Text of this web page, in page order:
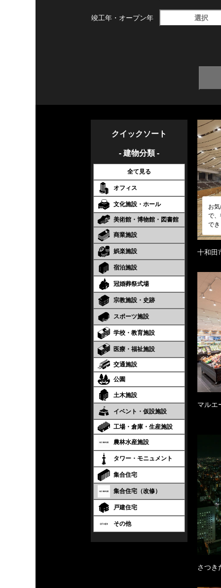
竣工年・ オープン年 選択
クイックソート
- 建物分類 -
全て見る
オフィス
文化施設・ホール
美術館・博物館・図書館
商業施設
娯楽施設
宿泊施設
冠婚葬祭式場
宗教施設・史跡
スポーツ施設
学校・教育施設
医療・福祉施設
交通施設
公園
土木施設
イベント・仮設施設
工場・倉庫・生産施設
農林水産施設
タワー・モニュメント
集合住宅
集合住宅（改修）
戸建住宅
その他
お
で
で
十和田
マルエ
さつき